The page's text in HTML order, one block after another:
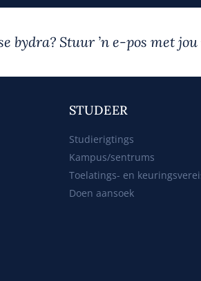
bydra? Stuur ’n e-pos met
STUDEER
Studierigtings
Kampus/sentrums
Toelatings- en
Doen aansoek